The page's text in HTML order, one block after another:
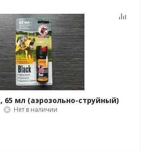
65 мл (аэрозольно-струйный)
Нет в наличии